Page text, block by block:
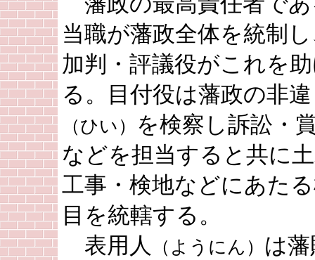
当職が藩政全体を統制
加判・評議役がこれを
る。目付役は藩政の非違
（ひい）
を検察し訴訟・
などを担当すると共に
工事・検地などにあた
目を統轄する。
表用人
（ようにん） は